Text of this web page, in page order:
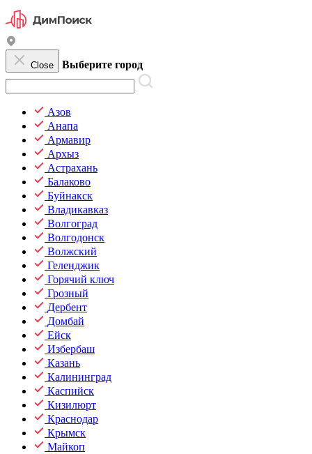
Close Выберите город
Азов
Анапа
Армавир
Архыз
Астрахань
Балаково
Буйнакск
Владикавказ
Волгоград
Волгодонск
Волжский
Геленджик
Горячий ключ
Грозный
Дербент
Домбай
Ейск
Избербаш
Казань
Калининград
Каспийск
Кизилюрт
Краснодар
Крымск
Майкоп